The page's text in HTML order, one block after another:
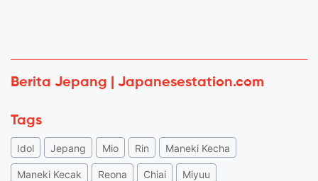
Berita Jepang | Japanesestation.com
Tags
Idol Jepang Mio Rin Maneki Kecha
Maneki Kecak Reona Chiai Miyuu